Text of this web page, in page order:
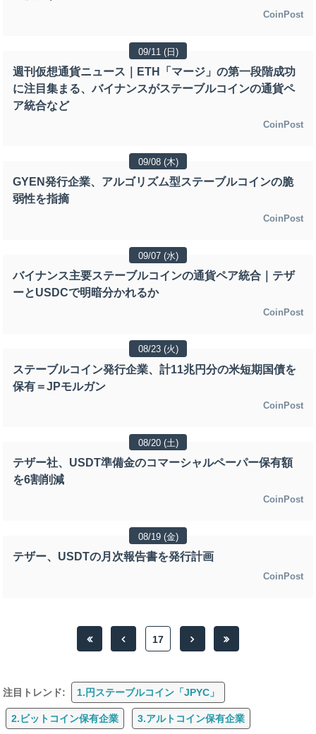
CoinPost
09/11 (日)
週刊仮想通貨ニュース｜ETH「マージ」の第一段階成功
に注目集まる、バイナンスがステーブルコインの通貨ペ
ア統合など
CoinPost
09/08 (木)
GYEN発行企業、アルゴリズム型ステーブルコインの脆
弱性を指摘
CoinPost
09/07 (水)
バイナンス主要ステーブルコインの通貨ペア統合｜テザ
ーとUSDCで明暗分かれるか
CoinPost
08/23 (火)
ステーブルコイン発行企業、計11兆円分の米短期国債を
保有＝JPモルガン
CoinPost
08/20 (土)
テザー社、USDT準備金のコマーシャルペーパー保有額
を6割削減
CoinPost
08/19 (金)
テザー、USDTの月次報告書を発行計画
CoinPost
17
注目トレンド: 1.円ステーブルコイン「JPYC」
2.ビットコイン保有企業 3.アルトコイン保有企業